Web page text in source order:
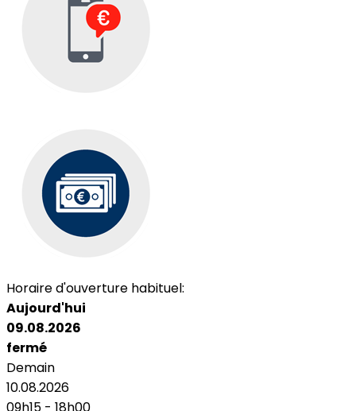
Horaire d'ouverture habituel:
Aujourd'hui
09.08.2026
fermé
Demain
10.08.2026
09h15 - 18h00